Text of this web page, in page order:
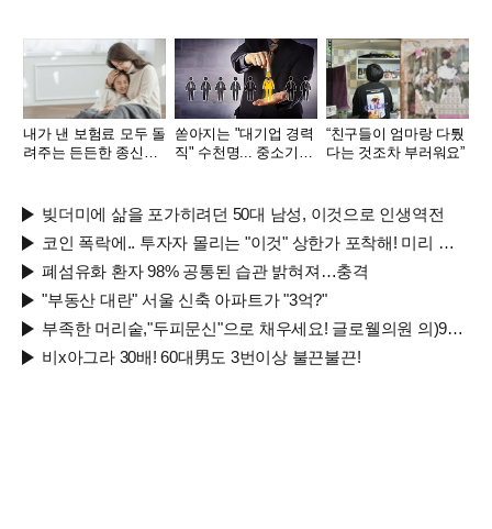
내가 낸 보험료 모두 돌
려주는 든든한 종신보
쏟아지는 "대기업 경력
직" 수천명... 중소기업
“친구들이 엄마랑 다퉜
다는 것조차 부러워요”
빚더미에 삶을 포가히려던 50대 남성, 이것으로 인생역전
코인 폭락에.. 투자자 몰리는 "이것" 상한가 포착해! 미리 투자..
폐섬유화 환자 98% 공통된 습관 밝혀져…충격
"부동산 대란" 서울 신축 아파트가 "3억?"
부족한 머리숱,"두피문신"으로 채우세요! 글로웰의원 의)96837
비x아그라 30배! 60대男도 3번이상 불끈불끈!